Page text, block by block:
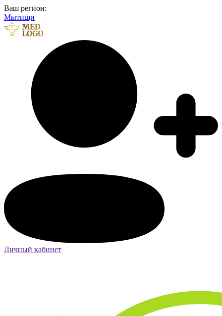
Ваш регион:
Мытищи
Личный кабинет